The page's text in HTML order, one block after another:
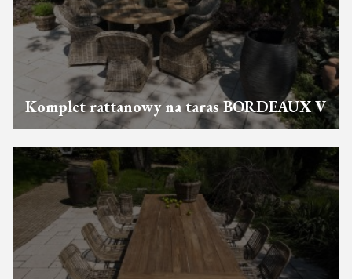
Komplet rattanowy na taras BORDEAUX V